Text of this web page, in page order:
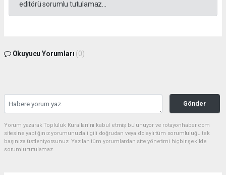
editörü sorumlu tutulamaz...
Okuyucu Yorumları (0)
Gönder
Yorum yazarak Topluluk Kuralları’nı kabul etmiş bulunuyor ve rotayonhaber.com
sitesine yaptığınız yorumunuzla ilgili doğrudan veya dolaylı tüm sorumluluğu tek
başınıza üstleniyorsunuz. Yazılan tüm yorumlardan site yönetimi hiçbir şekilde
sorumlu tutulamaz.